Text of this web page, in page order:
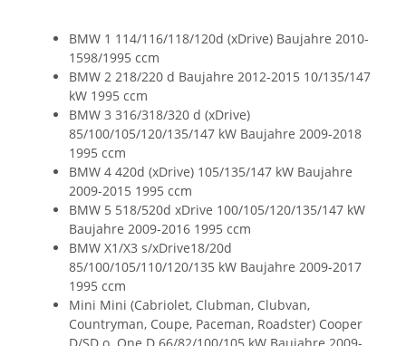
BMW 1 114/116/118/120d (xDrive) Baujahre 2010-
1598/1995 ccm
BMW 2 218/220 d Baujahre 2012-2015 10/135/147
kW 1995 ccm
BMW 3 316/318/320 d (xDrive)
85/100/105/120/135/147 kW Baujahre 2009-2018
1995 ccm
BMW 4 420d (xDrive) 105/135/147 kW Baujahre
2009-2015 1995 ccm
BMW 5 518/520d xDrive 100/105/120/135/147 kW
Baujahre 2009-2016 1995 ccm
BMW X1/X3 s/xDrive18/20d
85/100/105/110/120/135 kW Baujahre 2009-2017
1995 ccm
Mini Mini (Cabriolet, Clubman, Clubvan,
Countryman, Coupe, Paceman, Roadster) Cooper